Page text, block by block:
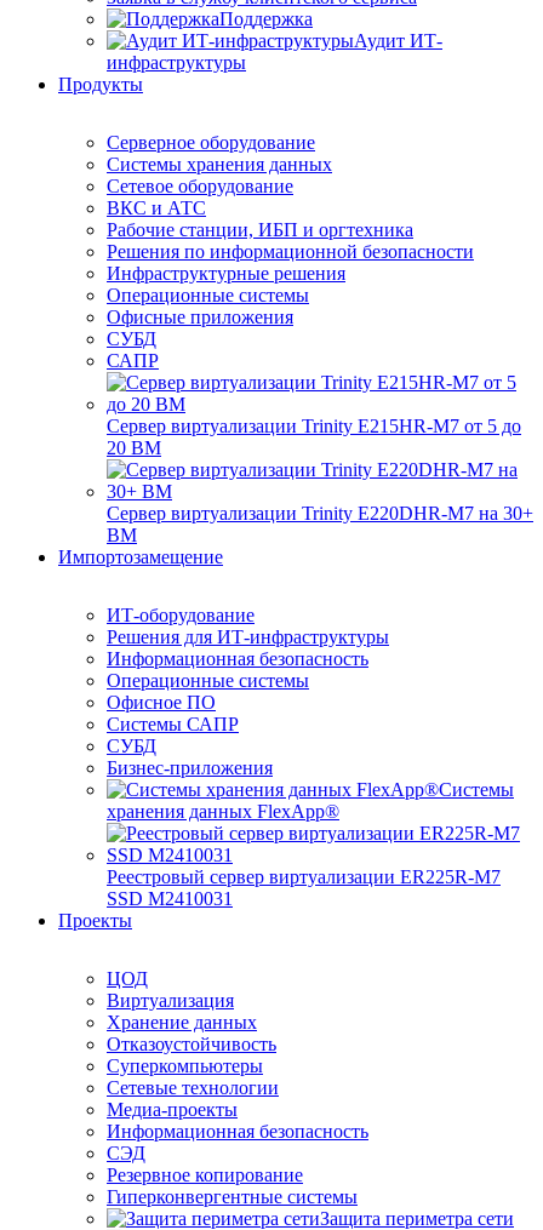
Поддержка
Аудит ИТ-
инфраструктуры
Продукты
Серверное оборудование
Системы хранения данных
Сетевое оборудование
ВКС и АТС
Рабочие станции, ИБП и оргтехника
Решения по информационной безопасности
Инфраструктурные решения
Операционные системы
Офисные приложения
СУБД
САПР
Сервер виртуализации Trinity E215HR-M7 от 5 до
20 ВМ
Сервер виртуализации Trinity E220DHR-M7 на 30+
ВМ
Импортозамещение
ИТ-оборудование
Решения для ИТ-инфраструктуры
Информационная безопасность
Операционные системы
Офисное ПО
Системы САПР
СУБД
Бизнес-приложения
Системы
хранения данных FlexApp®
Реестровый сервер виртуализации ER225R-M7
SSD М2410031
Проекты
ЦОД
Виртуализация
Хранение данных
Отказоустойчивость
Суперкомпьютеры
Сетевые технологии
Медиа-проекты
Информационная безопасность
СЭД
Резервное копирование
Гиперконвергентные системы
Защита периметра сети